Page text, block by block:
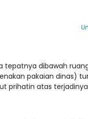
tepatnya dibawah
pakaian dinas)
prihatin atas